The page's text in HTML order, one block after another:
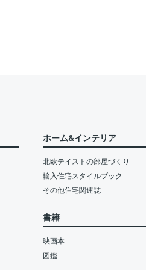
ホーム&インテリア
北欧テイストの部屋づくり
輸入住宅スタイルブック
その他住宅関連誌
書籍
映画本
図鑑